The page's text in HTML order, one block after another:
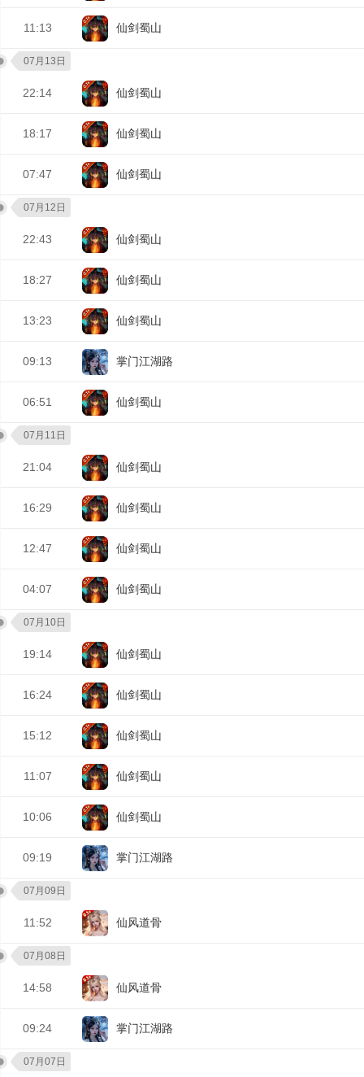
11:13 仙剑蜀山
07月13日
22:14 仙剑蜀山
18:17 仙剑蜀山
07:47 仙剑蜀山
07月12日
22:43 仙剑蜀山
18:27 仙剑蜀山
13:23 仙剑蜀山
09:13 掌门江湖路
06:51 仙剑蜀山
07月11日
21:04 仙剑蜀山
16:29 仙剑蜀山
12:47 仙剑蜀山
04:07 仙剑蜀山
07月10日
19:14 仙剑蜀山
16:24 仙剑蜀山
15:12 仙剑蜀山
11:07 仙剑蜀山
10:06 仙剑蜀山
09:19 掌门江湖路
07月09日
11:52 仙风道骨
07月08日
14:58 仙风道骨
09:24 掌门江湖路
07月07日